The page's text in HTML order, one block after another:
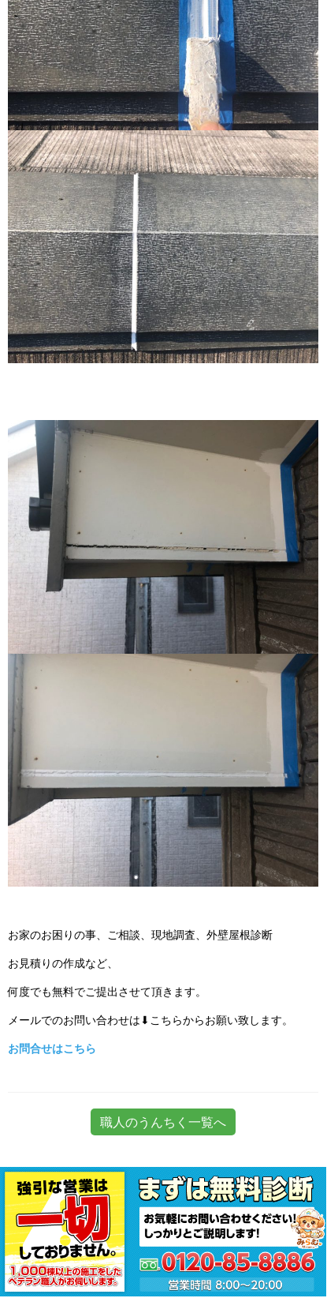
お家のお困りの事、ご相談、現地調査、外壁屋根診断
お見積りの作成など、
何度でも無料でご提出させて頂きます。
メールでのお問い合わせは⬇こちらからお願い致します。
お問合せはこちら
職人のうんちく一覧へ